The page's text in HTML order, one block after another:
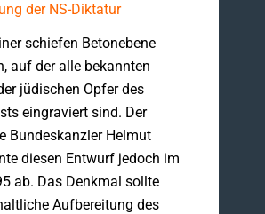
der NS-Diktatur
schiefen Betonebene
auf der alle bekannten
jüdischen Opfer des
eingraviert sind. Der
Bundeskanzler Helmut
diesen Entwurf jedoch im
ab. Das Denkmal sollte
Aufbereitung des